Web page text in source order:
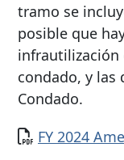
tramo se
posible que
infrautilización
condado, y las
Condado.
Documento
FY 2024